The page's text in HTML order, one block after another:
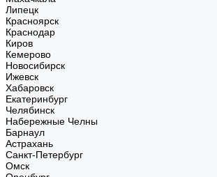
Липецк
Красноярск
Краснодар
Киров
Кемерово
Новосибирск
Ижевск
Хабаровск
Екатеринбург
Челябинск
Набережные Челны
Барнаул
Астрахань
Санкт-Петербург
Омск